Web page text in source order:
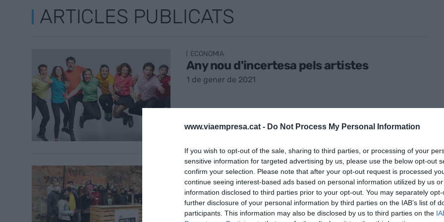
www.viaempresa.cat - Do Not Process My Personal Information
If you wish to opt-out of the sale, sharing to third parties, or processing of your
sensitive information for targeted advertising by us, please use the below opt-out
confirm your selection. Please note that after your opt-out request is processed
continue seeing interest-based ads based on personal information utilized by us
information disclosed to third parties prior to your opt-out. You may separately
further disclosure of your personal information by third parties on the IAB’s list of
participants. This information may also be disclosed by us to third parties on the
ARTICLES PUBLICATS
ECONOMIA
Any nou d'incertesa pels artistes
1 de gener de 2021
ECONOMIA
Cerveses i cultura unides per impulsar
l’economia
23 de novembre de 2020